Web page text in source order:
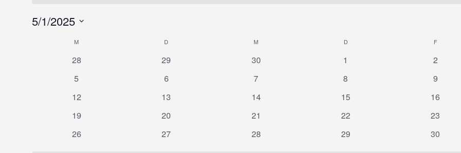
5/1/2025
Kalender
M D M DDONNERSTAG FFREITAG
0
28
0
29
0
30
0
1
0
2
0
5
0
6
0
7
0
8
0
9
0
12
0
13
0
14
0
15
0
16
0
19
0
20
0
21
0
22
0
23
0
26
0
27
0
28
0
29
0
30